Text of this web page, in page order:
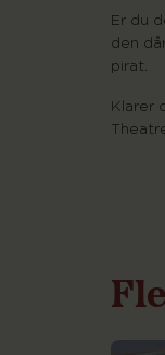
Er du
den
pirat.
Klarer